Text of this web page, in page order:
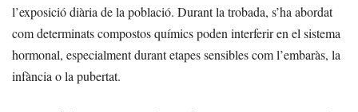
l’exposició diària de la població. Durant la trobada, s’ha abordat
com determinats compostos químics poden interferir en el sistema
hormonal, especialment durant etapes sensibles com l’embaràs, la
infància o la pubertat.